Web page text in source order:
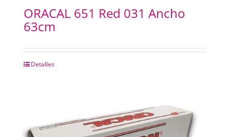
ORACAL 651 Red 031 Ancho
63cm
Detalles